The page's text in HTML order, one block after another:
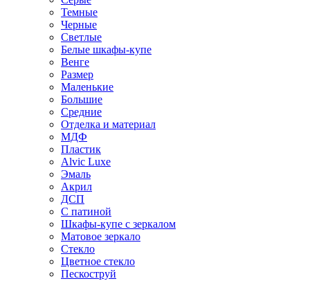
Темные
Черные
Светлые
Белые шкафы-купе
Венге
Размер
Маленькие
Большие
Средние
Отделка и материал
МДФ
Пластик
Alvic Luxe
Эмаль
Акрил
ДСП
С патиной
Шкафы-купе с зеркалом
Матовое зеркало
Стекло
Цветное стекло
Пескоструй